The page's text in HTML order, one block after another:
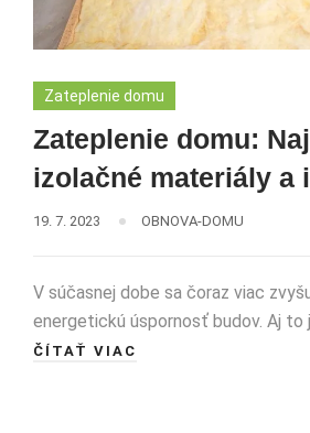
Zateplenie domu
Zateplenie domu:
izolačné materiály a
19. 7. 2023 OBNOVA-DOMU
V súčasnej dobe sa čoraz viac
energetickú úspornosť budov. Aj to
ČÍTAŤ VIAC